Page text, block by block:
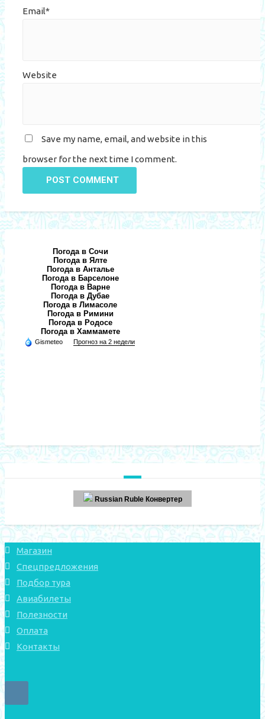
Email*
Website
Save my name, email, and website in this
browser for the next time I comment.
POST COMMENT
Погода в Сочи
Погода в Ялте
Погода в Анталье
Погода в Барселоне
Погода в Варне
Погода в Дубае
Погода в Лимасоле
Погода в Римини
Погода в Родосе
Погода в Хаммамете
Gismeteo Прогноз на 2 недели
Russian Ruble Конвертер
Магазин
Спецпредложения
Подбор тура
Авиабилеты
Полезности
Оплата
Контакты